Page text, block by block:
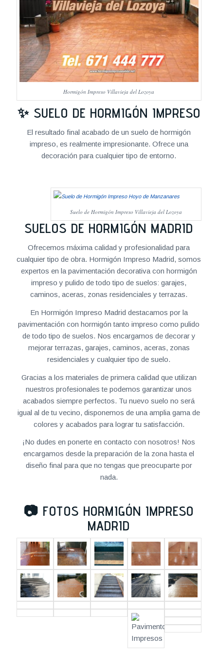
Hormigón Impreso Villavieja del Lozoya
✨ SUELO DE HORMIGÓN IMPRESO
El resultado final acabado de un suelo de hormigón
impreso, es realmente impresionante. Ofrece una
decoración para cualquier tipo de entorno.
Suelo de Hormigón Impreso Villavieja del Lozoya
SUELOS DE HORMIGÓN MADRID
Ofrecemos máxima calidad y profesionalidad para
cualquier tipo de obra. Hormigón Impreso Madrid, somos
expertos en la pavimentación decorativa con hormigón
impreso y pulido de todo tipo de suelos: garajes,
caminos, aceras, zonas residenciales y terrazas.
En Hormigón Impreso Madrid destacamos por la
pavimentación con hormigón tanto impreso como pulido
de todo tipo de suelos. Nos encargamos de decorar y
mejorar terrazas, garajes, caminos, aceras, zonas
residenciales y cualquier tipo de suelo.
Gracias a los materiales de primera calidad que utilizan
nuestros profesionales te podemos garantizar unos
acabados siempre perfectos. Tu nuevo suelo no será
igual al de tu vecino, disponemos de una amplia gama de
colores y acabados para lograr tu satisfacción.
¡No dudes en ponerte en contacto con nosotros! Nos
encargamos desde la preparación de la zona hasta el
diseño final para que no tengas que preocuparte por
nada.
📷 FOTOS HORMIGÓN IMPRESO
MADRID